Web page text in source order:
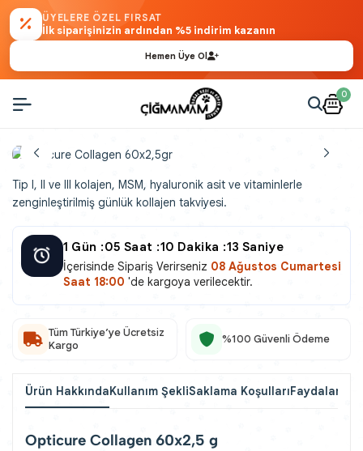
ÜYELERE ÖZEL FIRSAT
İlk siparişinizin ardından %5 indirim kazanın
Hemen Üye Ol
0
Tip I, II ve III kolajen, MSM, hyaluronik asit ve vitaminlerle
zenginleştirilmiş günlük kollajen takviyesi.
1 Gün :05 Saat :10 Dakika :13 Saniye
İçerisinde Sipariş Verirseniz 08 Ağustos Cumartesi
Saat 18:00 'de kargoya verilecektir.
Tüm Türkiye’ye Ücretsiz
Kargo
%100 Güvenli Ödeme
Ürün HakkındaKullanım ŞekliSaklama KoşullarıFaydaları
Opticure Collagen 60x2,5 g